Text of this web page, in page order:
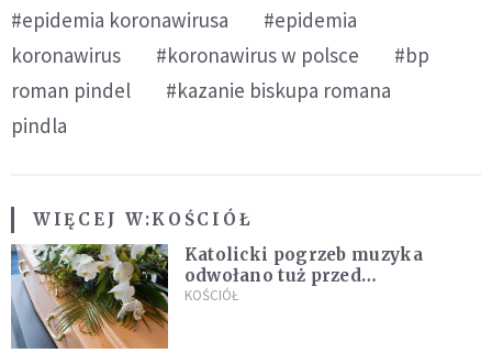
#epidemia koronawirusa
#epidemia
koronawirus
#koronawirus w polsce
#bp
roman pindel
#kazanie biskupa romana
pindla
WIĘCEJ W:KOŚCIÓŁ
Katolicki pogrzeb muzyka
odwołano tuż przed
uroczystością. Powodem była
KOŚCIÓŁ